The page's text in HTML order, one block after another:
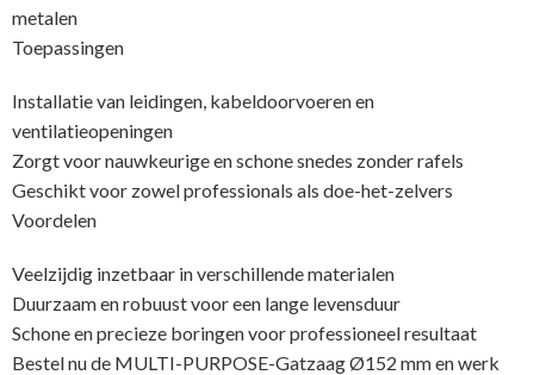
metalen
Toepassingen
Installatie van leidingen, kabeldoorvoeren en
ventilatieopeningen
Zorgt voor nauwkeurige en schone snedes zonder rafels
Geschikt voor zowel professionals als doe-het-zelvers
Voordelen
Veelzijdig inzetbaar in verschillende materialen
Duurzaam en robuust voor een lange levensduur
Schone en precieze boringen voor professioneel resultaat
Bestel nu de MULTI-PURPOSE-Gatzaag Ø152 mm en werk